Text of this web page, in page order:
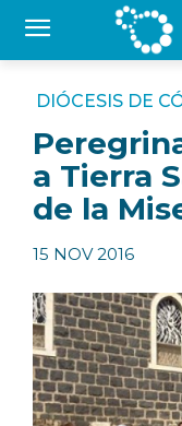
DIÓCESIS DE
a Tierra
de la
15 NOV 2016